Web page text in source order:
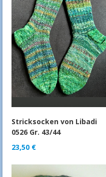
Stricksocken von Libadi
0526 Gr. 43/44
23,50 €